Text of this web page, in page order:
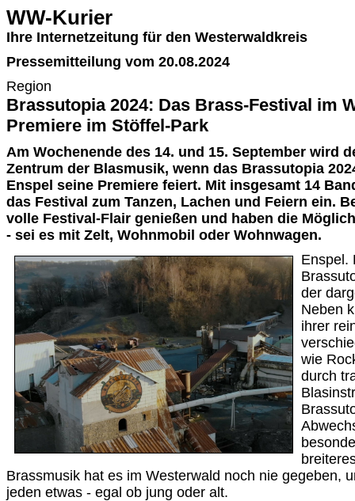
WW-Kurier
Ihre Internetzeitung für den Westerwaldkreis
Pressemitteilung vom 20.08.2024
Region
Brassutopia 2024: Das Brass-Festival im
Premiere im Stöffel-Park
Am Wochenende des 14. und 15. September wird
Zentrum der Blasmusik, wenn das Brassutopia
Enspel seine Premiere feiert. Mit insgesamt 14
das Festival zum Tanzen, Lachen und Feiern ein.
volle Festival-Flair genießen und haben die
- sei es mit Zelt, Wohnmobil oder Wohnwagen.
Enspel.
der
Neben
ihrer
wie
durch
Brassmusik hat es im Westerwald noch nie gegeben,
jeden etwas - egal ob jung oder alt.